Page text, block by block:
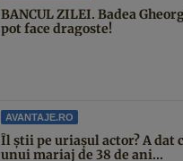
BANCUL ZILEI. Badea
pot face dragoste!
AVANTAJE.RO
Îl știi pe uriașul actor? A dat
unui mariaj de 38 de ani...